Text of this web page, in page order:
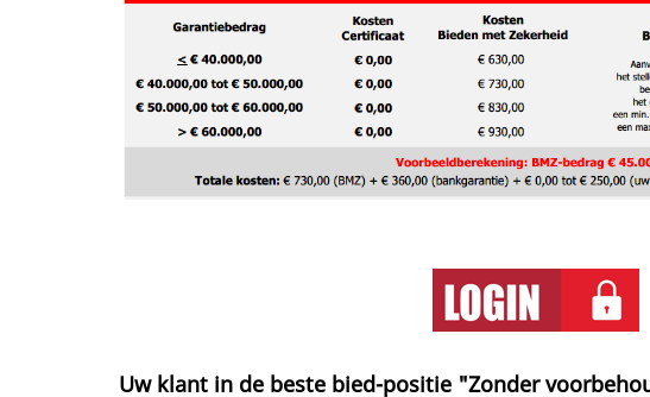
Uw klant in de beste bied-positie "Zonder